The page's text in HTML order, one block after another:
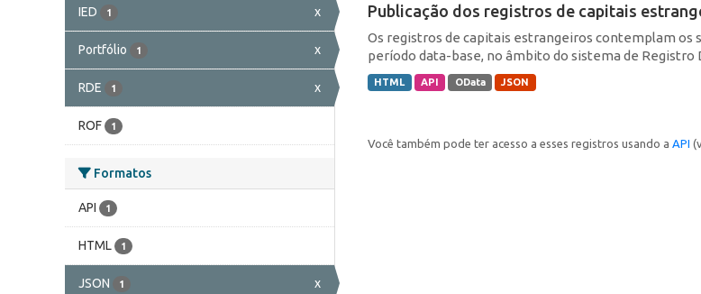
IED 1 x
Portfólio 1 x
RDE 1 x
ROF 1
Formatos
API 1
HTML 1
JSON 1 x
Publicação dos registros de capitais
Os registros de capitais estrangeiros contemplam os
período data-base, no âmbito do sistema de Registro
HTML API OData JSON
Você também pode ter acesso a esses registros usando a API